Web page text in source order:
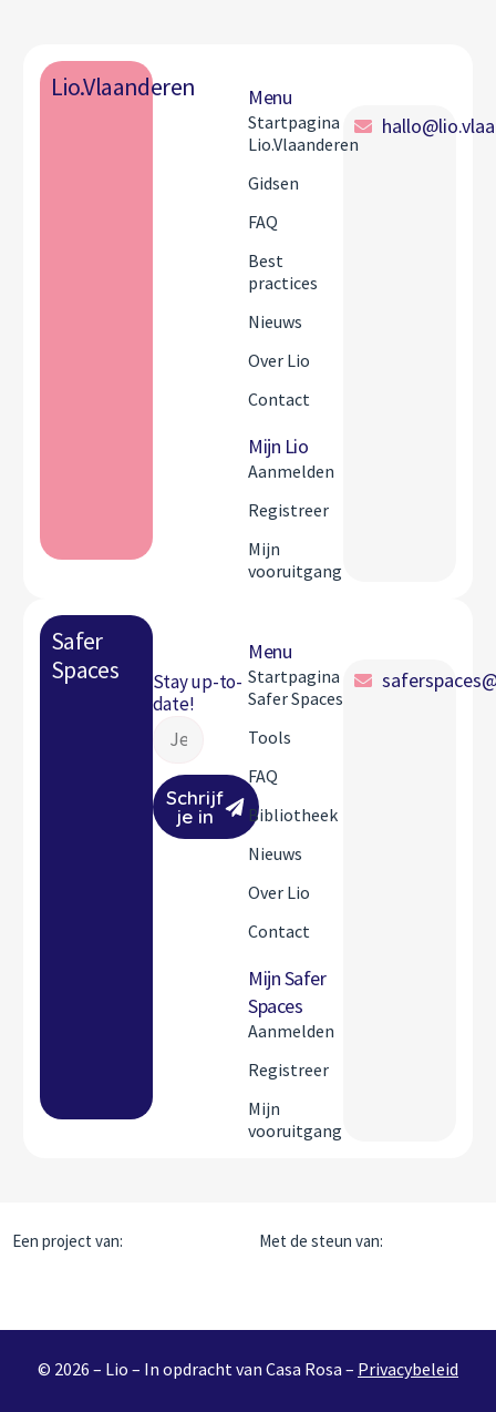
Lio.Vlaanderen Menu
Startpagina
Lio.Vlaanderen
Gidsen
FAQ
Best
practices
Nieuws
Over Lio
Contact
Mijn Lio
Aanmelden
Registreer
Mijn
vooruitgang
Safer
Spaces
Stay up-to-
date!
Schrijf
je in
Menu
Startpagina
Safer Spaces
Tools
FAQ
Bibliotheek
Nieuws
Over Lio
Contact
Mijn Safer
Spaces
Aanmelden
Registreer
Mijn
vooruitgang
Een project van: Met de steun van:
© 2026 – Lio – In opdracht van Casa Rosa – Privacybeleid